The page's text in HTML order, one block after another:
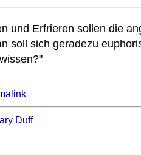
und Erfrieren sollen die
soll sich geradezu
Duff